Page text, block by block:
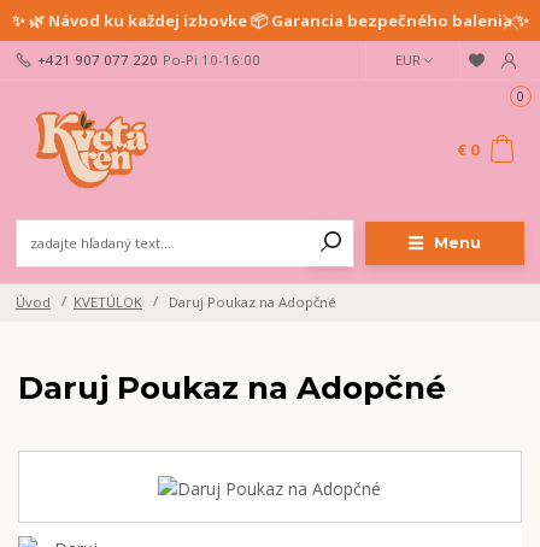
✨ 🌿 Návod ku každej izbovke 📦 Garancia bezpečného balenia ✨
Menu
EUR
+421 907 077 220 Po-Pi 10-16:00
0
€ 0
Úvod KVETÚLOK Daruj Poukaz na Adopčné
Daruj Poukaz na Adopčné